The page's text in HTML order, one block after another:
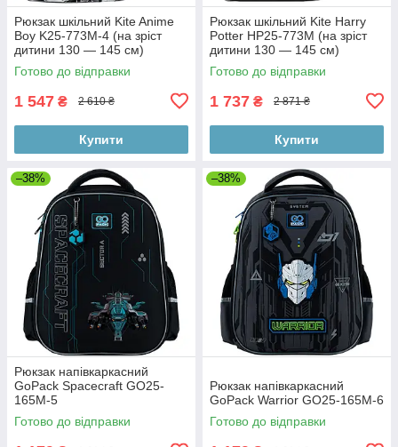
Рюкзак шкільний Kite Anime
Boy K25-773M-4 (на зріст
дитини 130 — 145 см)
Готово до відправки
1 547 ₴ 2 610 ₴
Купити
Рюкзак шкільний Kite Harry
Potter HP25-773M (на зріст
дитини 130 — 145 см)
Готово до відправки
1 737 ₴ 2 871 ₴
Купити
–38%
Рюкзак напівкаркасний
GoPack Spacecraft GO25-
165M-5
Готово до відправки
–38%
Рюкзак напівкаркасний
GoPack Warrior GO25-165M-6
Готово до відправки